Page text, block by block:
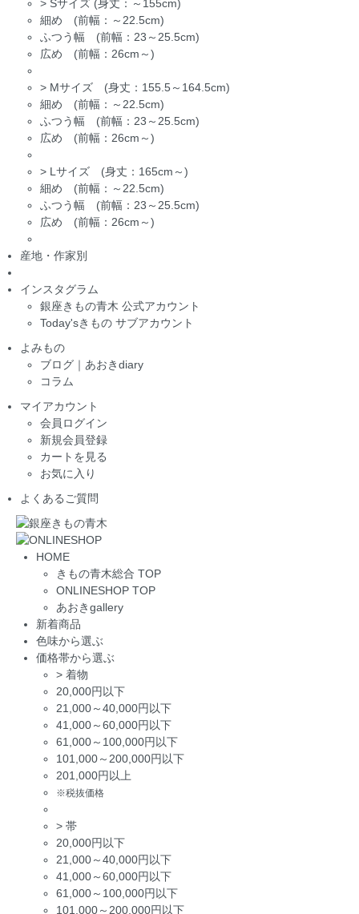
> Sサイズ (身丈：～155cm)
細め (前幅：～22.5cm)
ふつう幅 (前幅：23～25.5cm)
広め (前幅：26cm～)
> Mサイズ (身丈：155.5～164.5cm)
細め (前幅：～22.5cm)
ふつう幅 (前幅：23～25.5cm)
広め (前幅：26cm～)
> Lサイズ (身丈：165cm～)
細め (前幅：～22.5cm)
ふつう幅 (前幅：23～25.5cm)
広め (前幅：26cm～)
産地・作家別
インスタグラム
銀座きもの青木 公式アカウント
Today'sきもの サブアカウント
よみもの
ブログ｜あおきdiary
コラム
マイアカウント
会員ログイン
新規会員登録
カートを見る
お気に入り
よくあるご質問
HOME
きもの青木総合 TOP
ONLINESHOP TOP
あおきgallery
新着商品
色味から選ぶ
価格帯から選ぶ
> 着物
20,000円以下
21,000～40,000円以下
41,000～60,000円以下
61,000～100,000円以下
101,000～200,000円以下
201,000円以上
※税抜価格
> 帯
20,000円以下
21,000～40,000円以下
41,000～60,000円以下
61,000～100,000円以下
101,000～200,000円以下